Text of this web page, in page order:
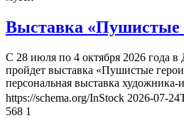
Выставка «Пушистые
С 28 июля по 4 октября 2026 года в
пройдет выставка «Пушистые
персональная выставка
https://schema.org/InStock 2026-07-
568 1